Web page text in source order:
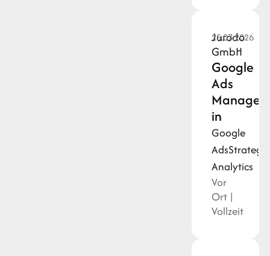
Jurodo
GmbH
Google
Ads
in
25.07.2026
Google
Ads
Analytics
Vor
Ort |
Vollzeit